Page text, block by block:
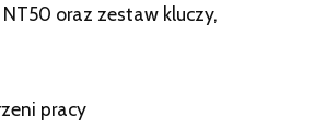
oraz zestaw kluczy,
pracy